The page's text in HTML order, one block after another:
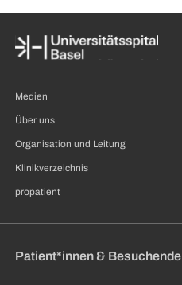
Medien
Über uns
Organisation und Leitung
Klinikverzeichnis
propatient
Patient*innen & Besuchende